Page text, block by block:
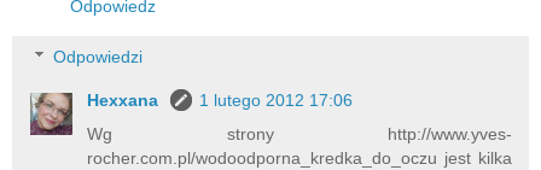
Odpowiedz
Odpowiedzi
Hexxana
1 lutego 2012 17:06
Wg strony http://www.yves-
rocher.com.pl/wodoodporna_kredka_do_oczu jest kilka